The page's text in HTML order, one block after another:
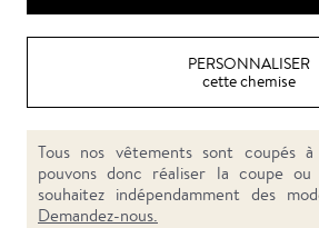
PERSONNALISER
cette chemise
Tous nos vêtements sont coupés
pouvons donc réaliser la coupe
souhaitez indépendamment des
Demandez-nous.